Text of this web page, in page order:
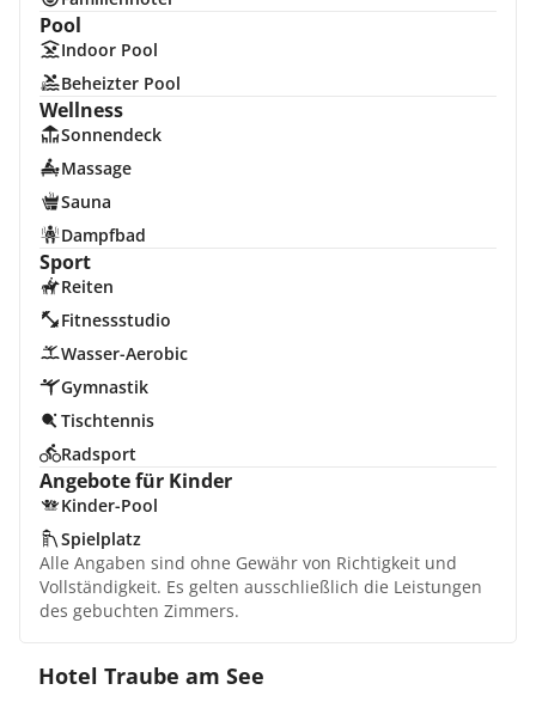
Pool
Indoor Pool
Beheizter Pool
Wellness
Sonnendeck
Massage
Sauna
Dampfbad
Sport
Reiten
Fitnessstudio
Wasser-Aerobic
Gymnastik
Tischtennis
Radsport
Angebote für Kinder
Kinder-Pool
Spielplatz
Alle Angaben sind ohne Gewähr von Richtigkeit und
Vollständigkeit. Es gelten ausschließlich die Leistungen
des gebuchten Zimmers.
Hotel Traube am See